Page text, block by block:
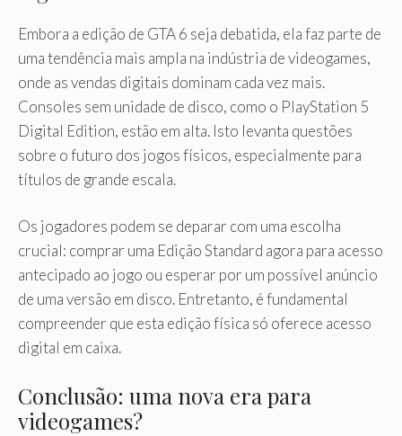
Embora a edição de GTA 6 seja debatida, ela faz parte de
uma tendência mais ampla na indústria de videogames,
onde as vendas digitais dominam cada vez mais.
Consoles sem unidade de disco, como o PlayStation 5
Digital Edition, estão em alta. Isto levanta questões
sobre o futuro dos jogos físicos, especialmente para
títulos de grande escala.
Os jogadores podem se deparar com uma escolha
crucial: comprar uma Edição Standard agora para acesso
antecipado ao jogo ou esperar por um possível anúncio
de uma versão em disco. Entretanto, é fundamental
compreender que esta edição física só oferece acesso
digital em caixa.
Conclusão: uma nova era para
videogames?